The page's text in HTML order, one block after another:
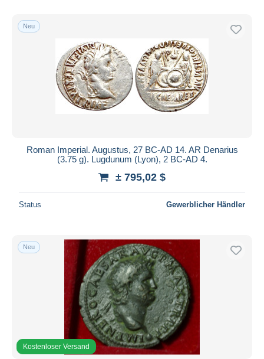
Kostenloser Versand
Zahlungsmethoden
PayPal
Banküberweisung
Visa
Mastercard
Maestro
Gesamte Auswahl aufheben
Wohnsitz des Verkäufers
Übernehmen
Neu
Roman Imperial. Augustus, 27 BC-AD 14. AR Denarius
(3.75 g). Lugdunum (Lyon), 2 BC-AD 4.
± 795,02 $
Status Gewerblicher Händler
Neu
Kostenloser Versand